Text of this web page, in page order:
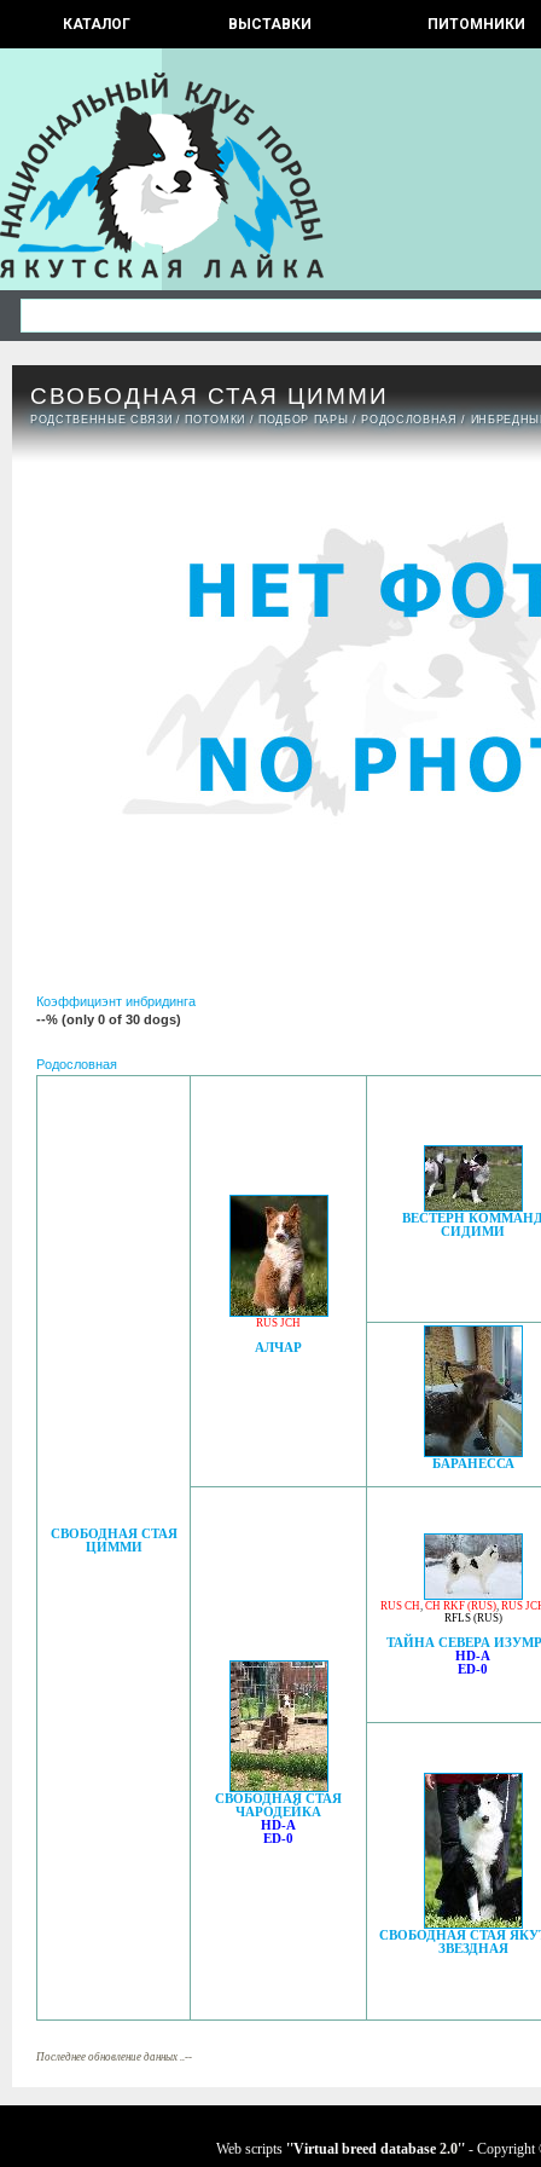
КАТАЛОГ ВЫСТАВКИ ПИТОМНИКИ
СВОБОДНАЯ СТАЯ ЦИММИ
РОДСТВЕННЫЕ СВЯЗИ /ПОТОМКИ /ПОДБОР ПАРЫ /РОДОСЛОВНАЯ /
Коэффициэнт инбридинга
--% (only 0 of 30 dogs)
Родословная
СВОБОДНАЯ СТАЯ
ЦИММИ
RUS JCH
АЛЧАР
ВЕСТЕРН
СИДИМИ
БАРАНЕССА
СВОБОДНАЯ СТАЯ
ЧАРОДЕЙКА
HD-A
ED-0
RUS CH, CH RKF (RUS), RUS
RFLS (RUS)
ТАЙНА СЕВЕРА
HD-A
ED-0
СВОБОДНАЯ СТАЯ
ЗВЕЗДНАЯ
Последнее обновление данных ..--
Web scripts ''Virtual breed database 2.0'' - Copyright